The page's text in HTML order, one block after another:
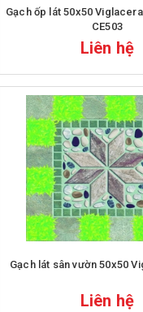
Gạch ốp lát 50x50 Viglacera Cửu Long CL
CE503
Liên hệ
Gạch lát sân vườn 50x50
Liên hệ